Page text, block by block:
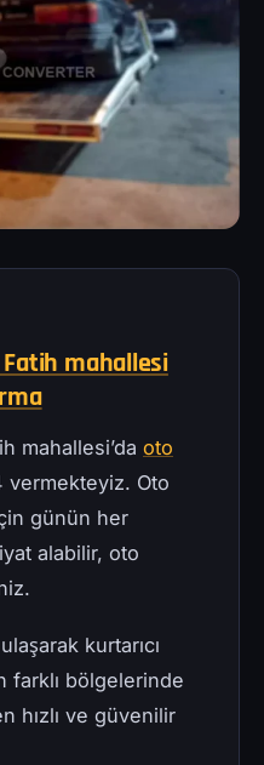
mahallesi
mahallesi’da oto
vermekteyiz. Oto
günün her
alabilir, oto
kurtarıcı
farklı bölgelerinde
hızlı ve güvenilir